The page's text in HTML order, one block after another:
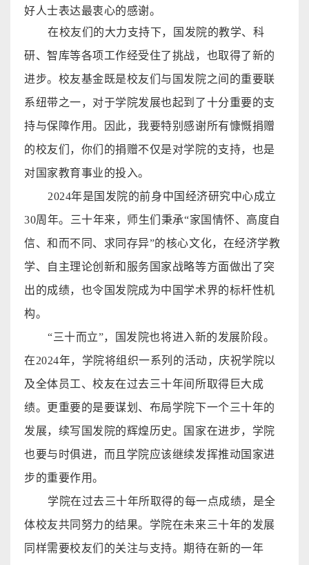
好人士表达最衷心的感谢。
在校友们的大力支持下，国发院的教学、科
研、智库等各项工作经受住了挑战，也取得了新的
进步。校友基金既是校友们与国发院之间的重要联
系纽带之一，对于学院发展也起到了十分重要的支
持与保障作用。因此，我要特别感谢所有慷慨捐赠
的校友们，你们的捐赠不仅是对学院的支持，也是
对国家教育事业的投入。
2024年是国发院的前身中国经济研究中心成立
30周年。三十年来，师生们秉承“家国情怀、高度自
信、和而不同、求同存异”的核心文化，在经济学教
学、自主理论创新和服务国家战略等方面做出了突
出的成绩，也令国发院成为中国学术界的标杆性机
构。
“三十而立”，国发院也将进入新的发展阶段。
在2024年，学院将组织一系列的活动，庆祝学院以
及全体员工、校友在过去三十年间所取得巨大成
绩。更重要的是要谋划、布局学院下一个三十年的
发展，续写国发院的辉煌历史。国家在进步，学院
也要与时俱进，而且学院应该继续发挥推动国家进
步的重要作用。
学院在过去三十年所取得的每一点成绩，是全
体校友共同努力的结果。学院在未来三十年的发展
同样需要校友们的关注与支持。期待在新的一年